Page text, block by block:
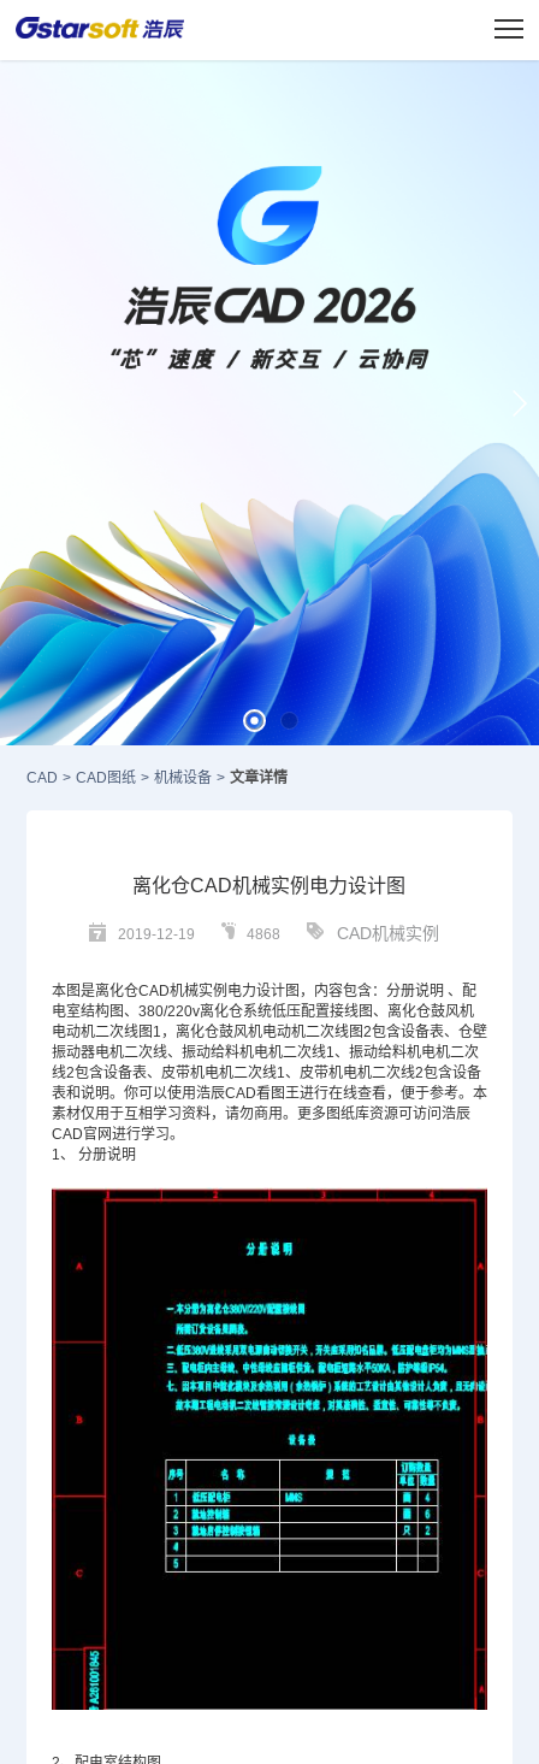
CAD > CAD图纸 > 机械设备 > 文章详情
离化仓CAD机械实例电力设计图
2019-12-19 4868 CAD机械实例
本图是离化仓CAD机械实例电力设计图，内容包含：分册说明 、配
电室结构图、380/220v离化仓系统低压配置接线图、离化仓鼓风机
电动机二次线图1，离化仓鼓风机电动机二次线图2包含设备表、仓壁
振动器电机二次线、振动给料机电机二次线1、振动给料机电机二次
线2包含设备表、皮带机电机二次线1、皮带机电机二次线2包含设备
表和说明。你可以使用浩辰CAD看图王进行在线查看，便于参考。本
素材仅用于互相学习资料，请勿商用。更多图纸库资源可访问浩辰
CAD官网进行学习。
1、
分册说明